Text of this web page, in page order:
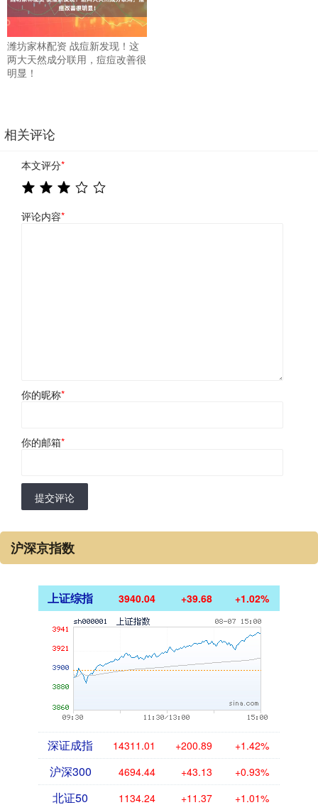
潍坊家林配资 战痘新发现！这
两大天然成分联用，痘痘改善很
明显！
相关评论
本文评分*
评论内容*
你的昵称*
你的邮箱*
提交评论
沪深京指数
上证综指 3940.04 +39.68 +1.02%
深证成指 14311.01 +200.89 +1.42%
沪深300 4694.44 +43.13 +0.93%
北证50 1134.24 +11.37 +1.01%